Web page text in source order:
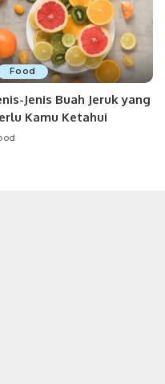
Food
Jenis Buah Jeruk yang
Kamu Ketahui